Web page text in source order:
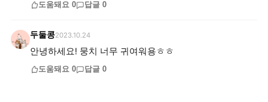
도움돼요 0 답글 0
두둘콩2023.10.24
안녕하세요! 뭉치 너무 귀여워용ㅎㅎ
도움돼요 0 답글 0